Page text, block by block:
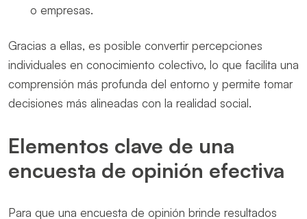
o empresas.
Gracias a ellas, es posible convertir percepciones
individuales en conocimiento colectivo, lo que facilita una
comprensión más profunda del entorno y permite tomar
decisiones más alineadas con la realidad social.
Elementos clave de una
encuesta de opinión efectiva
Para que una encuesta de opinión brinde resultados